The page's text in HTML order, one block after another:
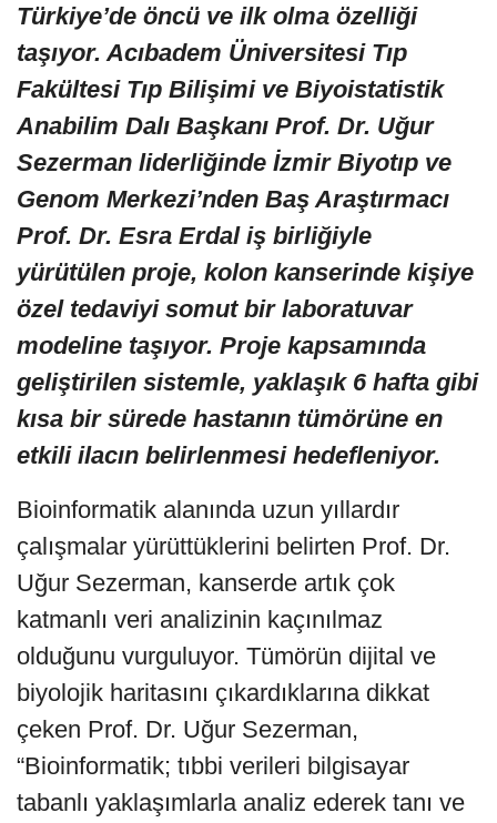
Türkiye’de öncü ve ilk olma özelliği
taşıyor. Acıbadem Üniversitesi Tıp
Fakültesi Tıp Bilişimi ve Biyoistatistik
Anabilim Dalı Başkanı Prof. Dr. Uğur
Sezerman liderliğinde İzmir Biyotıp ve
Genom Merkezi’nden Baş Araştırmacı
Prof. Dr. Esra Erdal iş birliğiyle
yürütülen proje, kolon kanserinde kişiye
özel tedaviyi somut bir laboratuvar
modeline taşıyor. Proje kapsamında
geliştirilen sistemle, yaklaşık 6 hafta gibi
kısa bir sürede hastanın tümörüne en
etkili ilacın belirlenmesi hedefleniyor.
Bioinformatik alanında uzun yıllardır
çalışmalar yürüttüklerini belirten Prof. Dr.
Uğur Sezerman, kanserde artık çok
katmanlı veri analizinin kaçınılmaz
olduğunu vurguluyor. Tümörün dijital ve
biyolojik haritasını çıkardıklarına dikkat
çeken Prof. Dr. Uğur Sezerman,
“Bioinformatik; tıbbi verileri bilgisayar
tabanlı yaklaşımlarla analiz ederek tanı ve